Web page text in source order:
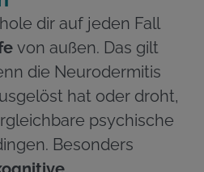
dir auf jeden Fall
von außen. Das gilt
die Neurodermitis
hat oder droht,
psychische
Besonders